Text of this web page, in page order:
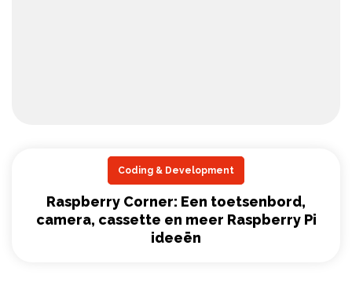
Coding & Development
Raspberry Corner: Een toetsenbord,
camera, cassette en meer Raspberry Pi
ideeën